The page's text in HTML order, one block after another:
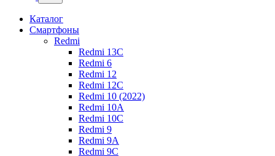
Каталог
Смартфоны
Redmi
Redmi 13C
Redmi 6
Redmi 12
Redmi 12C
Redmi 10 (2022)
Redmi 10A
Redmi 10C
Redmi 9
Redmi 9A
Redmi 9C